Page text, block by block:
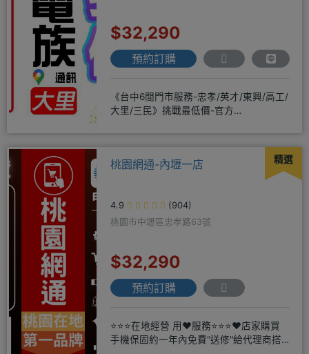
$32,290
預約訂購
《台中6間門市服務-忠孝/英才/東興/高工/
大里/三民》挑戰最低價-官方
精選
桃園網通-內壢一店
4.9
(904)
桃園市中壢區忠孝路63號
$32,290
預約訂購
⭐⭐⭐在地經營 用❤️服務⭐⭐⭐❤️店家購買
手機保固約一年內免費"送修"給代理商搭